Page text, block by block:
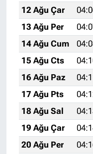
12 Ağu Çar
13 Ağu Per
14 Ağu Cum
15 Ağu Cts
16 Ağu Paz
17 Ağu Pts
18 Ağu Sal
19 Ağu Çar
20 Ağu Per